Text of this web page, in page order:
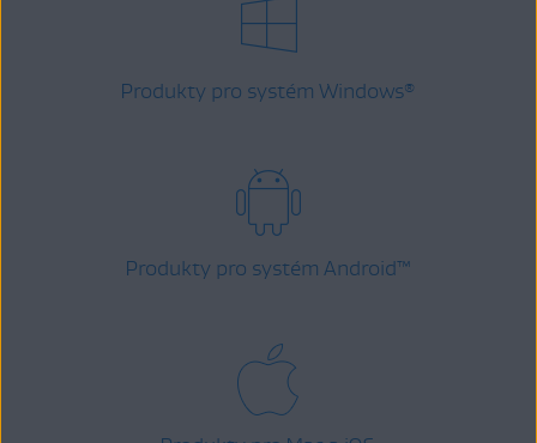
Produkty pro systém Windows®
Produkty pro systém Android™